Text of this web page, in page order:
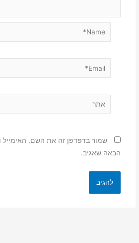
Email*
שמור בדפדפן זה את השם, האימייל
הבאה שאגיב.